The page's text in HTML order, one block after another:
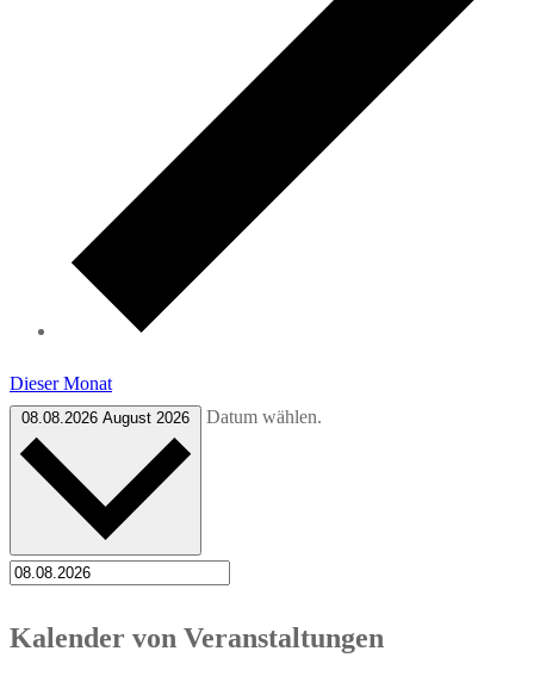
Dieser Monat
08.08.2026 August 2026 Datum wählen.
Kalender von Veranstaltungen